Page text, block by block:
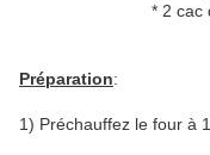
* 2 cac
Préparation:
1) Préchauffez le four à